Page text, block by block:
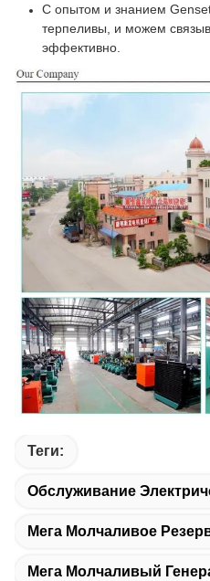
С опытом и знанием
терпеливы, и можем
эффективно.
Теги:
Обслуживание
Мега Молчаливое
Мега Молчаливый